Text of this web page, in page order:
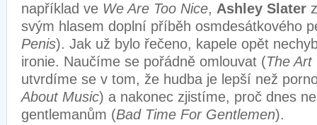
například ve We Are Too Nice, Ashley Slater
svým hlasem doplní příběh osmdesátkového
Penis). Jak už bylo řečeno, kapele opět
ironie. Naučíme se pořádně omlouvat (The Art
utvrdíme se v tom, že hudba je lepší než
About Music) a nakonec zjistíme, proč dnes
gentlemanům (Bad Time For Gentlemen).